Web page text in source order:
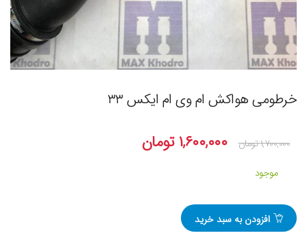
خرطومی هواکش ام وی ام ایکس ۳۳
۱,۷۰۰,۰۰۰تومان ۱,۶۰۰,۰۰۰ تومان
موجود
افزودن به سبد خرید